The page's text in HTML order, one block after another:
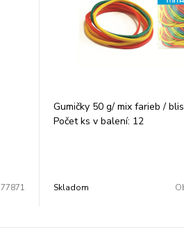
77871
Gumičky 50 g/ mix farieb /
Počet ks v balení: 12
Skladom